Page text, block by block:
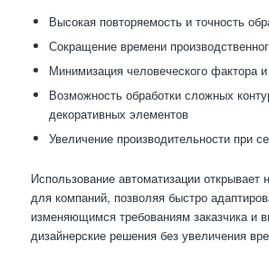
Высокая повторяемость и точность
Сокращение времени
Минимизация человеческого фактора
Возможность обработки сложных
декоративных элементов
Увеличение производительности при
Использование автоматизации открывает
для компаний, позволяя быстро
изменяющимся требованиям заказчика и
дизайнерские решения без увеличения